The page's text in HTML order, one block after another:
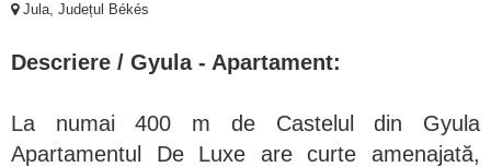
Jula, Județul Békés
Descriere / Gyula - Apartament:
La numai 400 m de Castelul din Gyula
Apartamentul De Luxe are curte amenajată,